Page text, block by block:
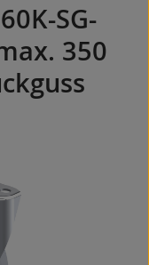
SG-
350